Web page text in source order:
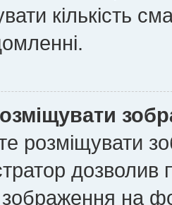
кількість
розміщувати
на